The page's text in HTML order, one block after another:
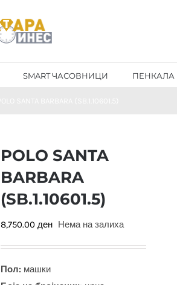
SMART ЧАСОВНИЦИ ПЕНКАЛА
POLO SANTA
BARBARA
(SB.1.10601.5)
8,750.00 ден Нема на залиха
Пол: машки